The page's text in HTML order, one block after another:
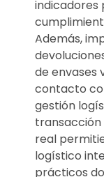
indicadores
Además,
de envases
contacto
gestión
real
logístico
prácticos